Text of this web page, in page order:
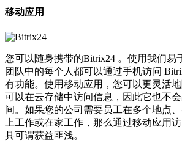
移动应用
您可以随身携带的Bitrix24 。使用我们易
团队中的每个人都可以通过手机访问
有功能。使用移动应用，您可以更灵活
可以在云存储中访问信息，因此它也不
间。如果您的公司需要员工在多个地点
上工作或在家工作，那么通过移动应用
具可谓获益匪浅。